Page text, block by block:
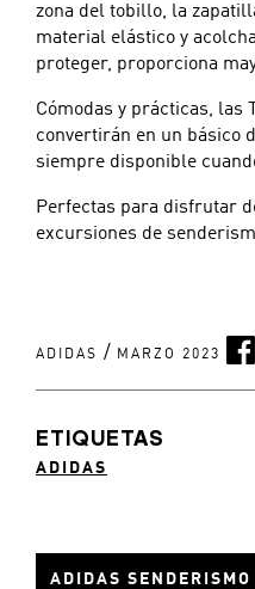
zona del tobillo, la
material elástico y
proteger, proporciona
Cómodas y prácticas, las
convertirán en un básico
siempre disponible
Perfectas para disfrutar
excursiones de
ADIDAS / MARZO 2023
ETIQUETAS
ADIDAS
ADIDAS SENDERISMO